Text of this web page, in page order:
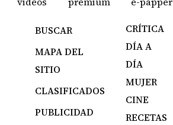
BUSCAR
MAPA DEL
SITIO
CLASIFICADOS
PUBLICIDAD
CRÍTICA
DÍA A
DÍA
MUJER
CINE
RECETAS